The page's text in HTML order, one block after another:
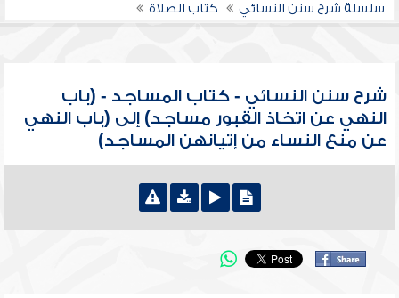
سلسلة شرح سنن النسائي
كتاب الصلاة
شرح سنن النسائي - كتاب المساجد - (باب
النهي عن اتخاذ القبور مساجد) إلى (باب النهي
عن منع النساء من إتيانهن المساجد)